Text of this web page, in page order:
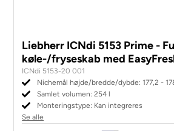
Liebherr ICNdi 5153 Prime -
køle-/fryseskab med
ICNdi 5153-20 001
Nichemål højde/bredde/dybde: 177,2 -
Samlet volumen: 254 l
Monteringstype: Kan integreres
Se alle